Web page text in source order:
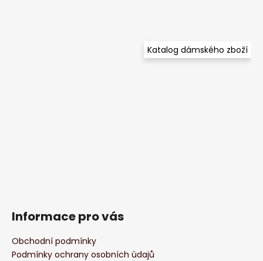
Katalog dámského zboží
Informace pro vás
Obchodní podmínky
Podmínky ochrany osobních údajů